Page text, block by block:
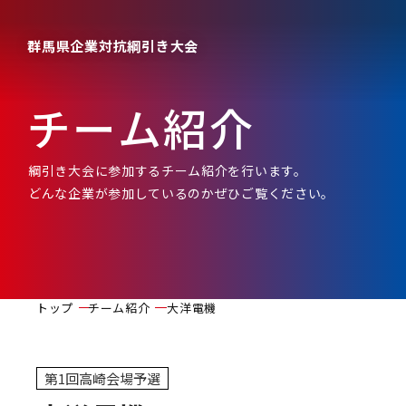
チーム紹介
綱引き大会に参加するチーム紹介を行います。
どんな企業が参加しているのかぜひご覧ください。
トップ チーム紹介 大洋電機
群馬県企業対抗綱引き大会
第1回高崎会場予選